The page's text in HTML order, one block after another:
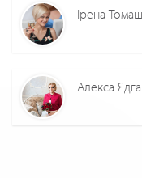
Ірена Томаш
Алекса